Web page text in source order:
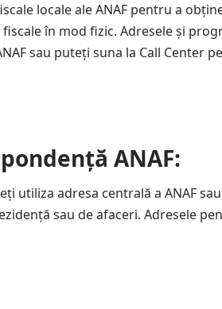
locale ale ANAF pentru a
în mod fizic. Adresele și
sau puteți suna la Call Center
ANAF:
utiliza adresa centrală a ANAF
sau de afaceri. Adresele